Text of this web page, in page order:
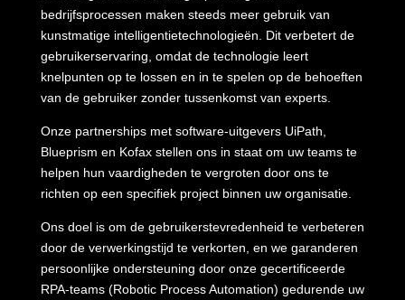
bedrijfsprocessen maken steeds meer gebruik van
kunstmatige intelligentietechnologieën. Dit verbetert de
gebruikerservaring, omdat de technologie leert
knelpunten op te lossen en in te spelen op de behoeften
van de gebruiker zonder tussenkomst van experts.
Onze partnerships met software-uitgevers UiPath,
Blueprism en Kofax stellen ons in staat om uw teams te
helpen hun vaardigheden te vergroten door ons te
richten op een specifiek project binnen uw organisatie.
Ons doel is om de gebruikerstevredenheid te verbeteren
door de verwerkingstijd te verkorten, en we garanderen
persoonlijke ondersteuning door onze gecertificeerde
RPA-teams (Robotic Process Automation) gedurende uw